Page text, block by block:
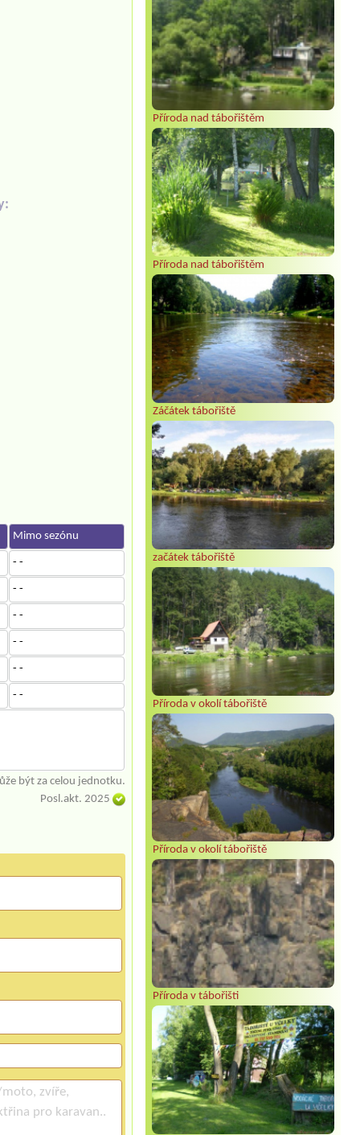
Příroda nad tábořištěm
Příroda nad tábořištěm
Záčátek tábořiště
začátek tábořiště
Příroda v okolí tábořiště
Příroda v okolí tábořiště
Příroda v tábořišti
Mimo sezónu
- -
- -
- -
- -
- -
- -
být za celou jednotku.
Posl.akt. 2025